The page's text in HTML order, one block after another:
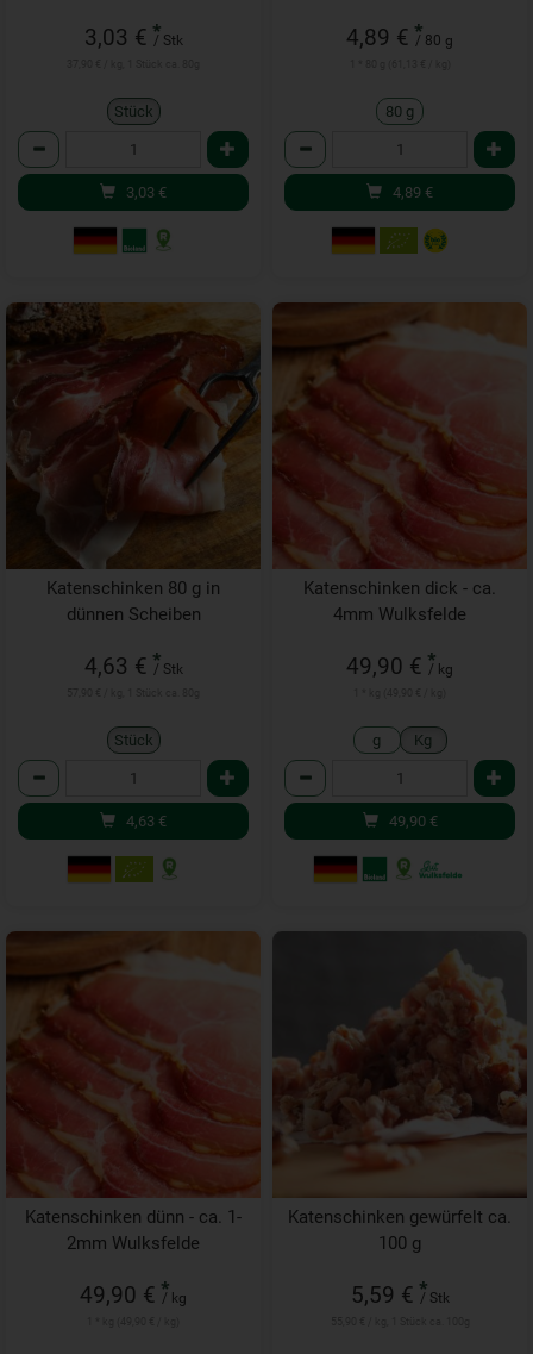
3,03 € *
/ Stk
Stück
Anzahl
3,03 €
4,89 € *
/ 80 g
80 g
Anzahl
4,89 €
Katenschinken 80 g in
dünnen Scheiben
4,63 € *
/ Stk
Stück
Anzahl
4,63 €
Katenschinken dick - ca.
4mm Wulksfelde
49,90 € *
/ kg
g Kg
Anzahl
49,90 €
Katenschinken dünn - ca. 1-
2mm Wulksfelde
49,90 € *
/ kg
Katenschinken gewürfelt ca.
100 g
5,59 € *
/ Stk